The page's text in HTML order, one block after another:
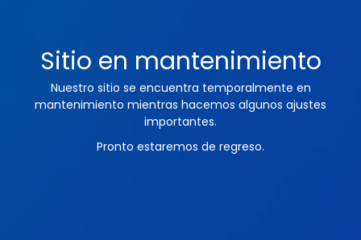
Sitio en mantenimiento
Nuestro sitio se encuentra temporalmente en
mantenimiento mientras hacemos algunos ajustes
importantes.
Pronto estaremos de regreso.